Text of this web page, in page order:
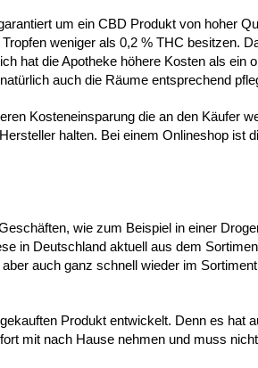
um ein CBD Produkt von hoher
weniger als 0,2 % THC besitzen.
hat die Apotheke höhere Kosten als ein
auch die Räume entsprechend
Kosteneinsparung die an den Käufer
halten. Bei einem Onlineshop ist
wie zum Beispiel in einer
in Deutschland aktuell aus dem
auch ganz schnell wieder im
Produkt entwickelt. Denn es hat
mit nach Hause nehmen und muss